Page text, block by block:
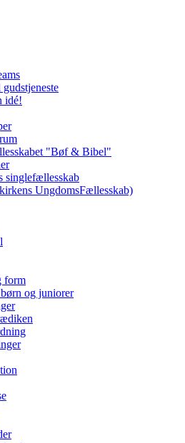
idé!
"Bøf & Bibel"
singlefællesskab
UngdomsFællesskab)
form
og juniorer